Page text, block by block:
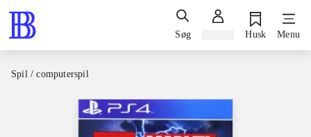
Søg Husk Menu
Spil / computerspil